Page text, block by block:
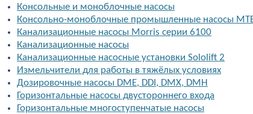
Консольные и моноблочные насосы
Консольно-моноблочные промышленные насосы
Канализационные насосы Morris серии 6100
Канализационные насосы
Канализационные насосные установки Sololift 2
Измельчители для работы в тяжёлых условиях
Дозировочные насосы DME, DDI, DMX, DMH
Горизонтальные насосы двустороннего входа
Горизонтальные многоступенчатые насосы